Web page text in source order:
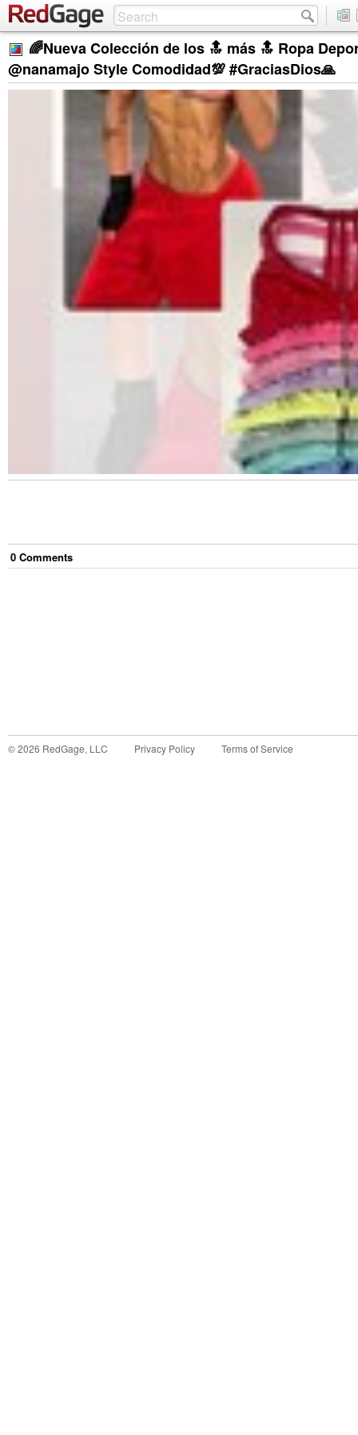
🌈Nueva Colección de los 🔝 más 🔝 Ropa
@nanamajo Style Comodidad💯 #GraciasDios🙏
0 Comments
©2026 RedGage, LLC Privacy Policy Terms of Service